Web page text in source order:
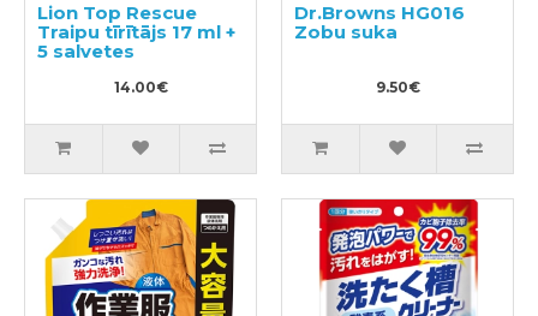
Lion Top Rescue
Traipu tīrītājs 17 ml +
5 salvetes
14.00€
Dr.Browns HG016
Zobu suka
9.50€